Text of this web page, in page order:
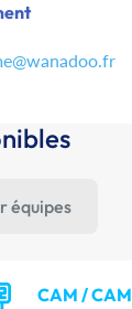
équipes
CAM / CAM